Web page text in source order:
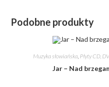
Podobne produkty
Muzyka słowiańska, Płyty CD,
Jar – Nad